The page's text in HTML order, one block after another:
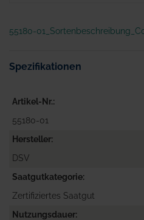
55180-
Spezifikationen
Artikel-Nr.
55180-01
Hersteller
DSV
Saatgutkategorie
Zertifiziertes Saatgut
Nutzungsdauer